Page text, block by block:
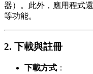
器）。此外，應用程式
等功能。
2. 下載與註冊
下載方式 ：